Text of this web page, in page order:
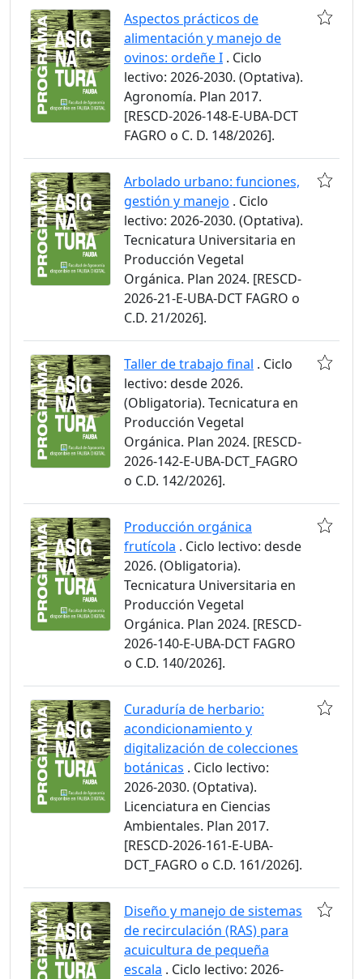
Aspectos prácticos de
alimentación y manejo de
ovinos: ordeñe I . Ciclo
lectivo: 2026-2030. (Optativa).
Agronomía. Plan 2017.
[RESCD-2026-148-E-UBA-DCT
FAGRO o C. D. 148/2026].
Arbolado urbano: funciones,
gestión y manejo . Ciclo
lectivo: 2026-2030. (Optativa).
Tecnicatura Universitaria en
Producción Vegetal
Orgánica. Plan 2024. [RESCD-
2026-21-E-UBA-DCT FAGRO o
C.D. 21/2026].
Taller de trabajo final . Ciclo
lectivo: desde 2026.
(Obligatoria). Tecnicatura en
Producción Vegetal
Orgánica. Plan 2024. [RESCD-
2026-142-E-UBA-DCT_FAGRO
o C.D. 142/2026].
Producción orgánica
frutícola . Ciclo lectivo: desde
2026. (Obligatoria).
Tecnicatura Universitaria en
Producción Vegetal
Orgánica. Plan 2024. [RESCD-
2026-140-E-UBA-DCT FAGRO
o C.D. 140/2026].
Curaduría de herbario:
acondicionamiento y
digitalización de colecciones
botánicas . Ciclo lectivo:
2026-2030. (Optativa).
Licenciatura en Ciencias
Ambientales. Plan 2017.
[RESCD-2026-161-E-UBA-
DCT_FAGRO o C.D. 161/2026].
Diseño y manejo de sistemas
de recirculación (RAS) para
acuicultura de pequeña
escala . Ciclo lectivo: 2026-